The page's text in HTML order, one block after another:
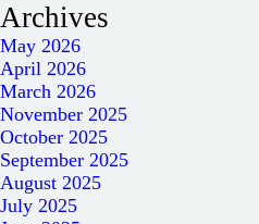
Archives
May 2026
April 2026
March 2026
November 2025
October 2025
September 2025
August 2025
July 2025